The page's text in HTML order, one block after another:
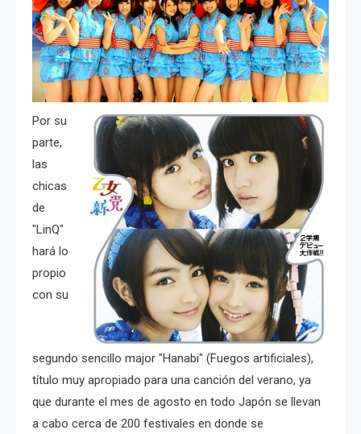
Por su
parte,
las
chicas
de
"LinQ"
hará lo
propio
con su
segundo sencillo major "Hanabi" (Fuegos artificiales),
título muy apropiado para una canción del verano, ya
que durante el mes de agosto en todo Japón se llevan
a cabo cerca de 200 festivales en donde se